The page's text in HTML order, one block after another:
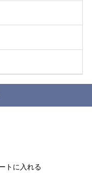
トに入れる